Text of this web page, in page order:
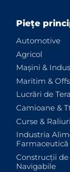
Piețe
Automotive
Agricol
Mașini &
Maritim &
Lucrări de
Camioane &
Curse & Raliuri
Industria
Farmaceutică
Construcții
Navigabile